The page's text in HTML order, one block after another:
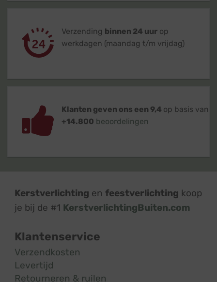
Verzending binnen 24 uur op
werkdagen (maandag t/m vrijdag)
Klanten geven ons een 9,4 op basis van
+14.800 beoordelingen
Kerstverlichting en feestverlichting koop
je bij de #1 KerstverlichtingBuiten.com
Klantenservice
Verzendkosten
Levertijd
Retourneren & ruilen